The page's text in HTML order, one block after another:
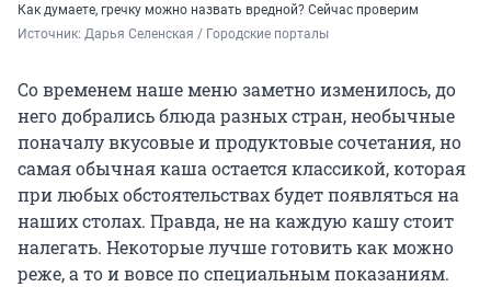
Как думаете, гречку можно назвать вредной? Сейчас проверим
Источник: Дарья Селенская / Городские порталы
Со временем наше меню заметно изменилось, до
него добрались блюда разных стран, необычные
поначалу вкусовые и продуктовые сочетания, но
самая обычная каша остается классикой, которая
при любых обстоятельствах будет появляться на
наших столах. Правда, не на каждую кашу стоит
налегать. Некоторые лучше готовить как можно
реже, а то и вовсе по специальным показаниям.